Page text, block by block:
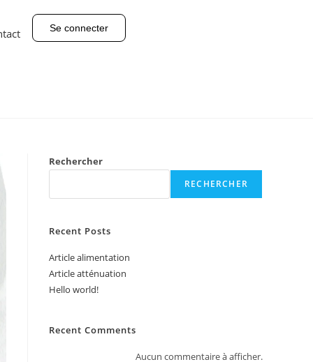
Se connecter
Rechercher
RECHERCHER
Recent Posts
Article alimentation
Article atténuation
Hello world!
Recent Comments
Aucun commentaire à afficher.